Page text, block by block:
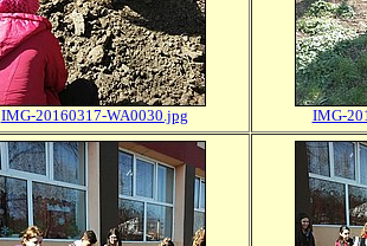
IMG-20160317-WA0030.jpg IMG-